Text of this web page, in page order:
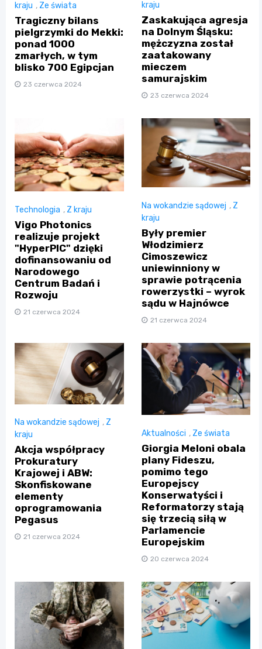
kraju , Ze świata
Tragiczny bilans
pielgrzymki do Mekki:
ponad 1000
zmarłych, w tym
blisko 700 Egipcjan
23 czerwca 2024
kraju
Zaskakująca agresja
na Dolnym Śląsku:
mężczyzna został
zaatakowany
mieczem
samurajskim
23 czerwca 2024
Technologia , Z kraju
Vigo Photonics
realizuje projekt
"HyperPIC" dzięki
dofinansowaniu od
Narodowego
Centrum Badań i
Rozwoju
21 czerwca 2024
Na wokandzie sądowej , Z
kraju
Były premier
Włodzimierz
Cimoszewicz
uniewinniony w
sprawie potrącenia
rowerzystki – wyrok
sądu w Hajnówce
21 czerwca 2024
Na wokandzie sądowej , Z
kraju
Akcja współpracy
Prokuratury
Krajowej i ABW:
Skonfiskowane
elementy
oprogramowania
Pegasus
21 czerwca 2024
Aktualności , Ze świata
Giorgia Meloni obala
plany Fideszu,
pomimo tego
Europejscy
Konserwatyści i
Reformatorzy stają
się trzecią siłą w
Parlamencie
Europejskim
20 czerwca 2024